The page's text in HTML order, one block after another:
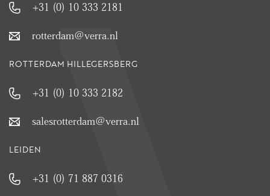
+31 (0) 10 333 2181
rotterdam@verra.nl
ROTTERDAM HILLEGERSBERG
+31 (0) 10 333 2182
salesrotterdam@verra.nl
LEIDEN
+31 (0) 71 887 0316